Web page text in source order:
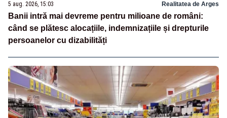
5 aug. 2026, 15:03 Realitatea de Arges
Banii intră mai devreme pentru milioane de români:
când se plătesc alocațiile, indemnizațiile și drepturile
persoanelor cu dizabilități